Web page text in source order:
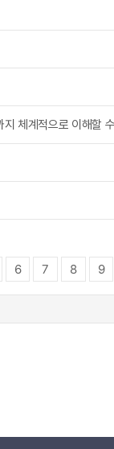
체계적으로 이해할
6 7 8 9